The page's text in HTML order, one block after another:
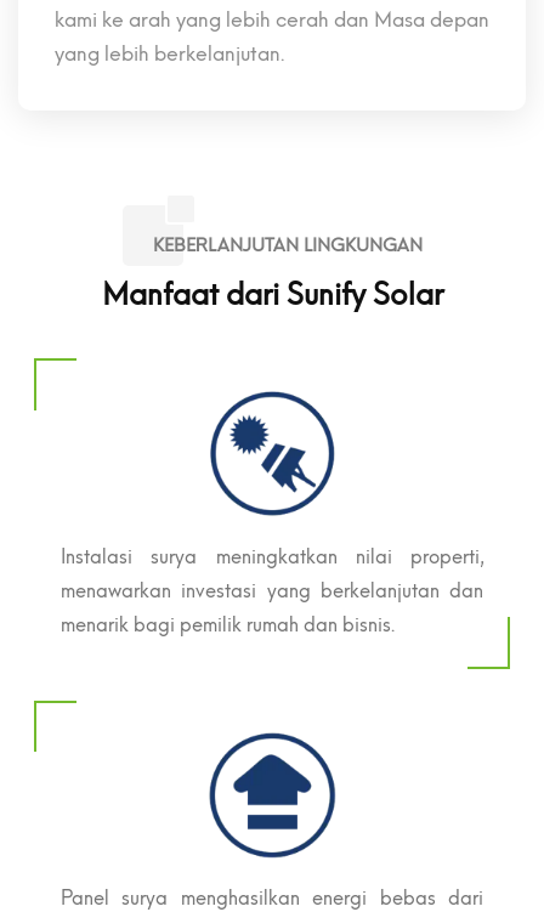
kami ke arah yang lebih cerah dan Masa depan
yang lebih berkelanjutan.
KEBERLANJUTAN LINGKUNGAN
Manfaat dari Sunify Solar
Instalasi surya meningkatkan nilai properti,
menawarkan investasi yang berkelanjutan dan
menarik bagi pemilik rumah dan bisnis.
Panel surya menghasilkan energi bebas dari